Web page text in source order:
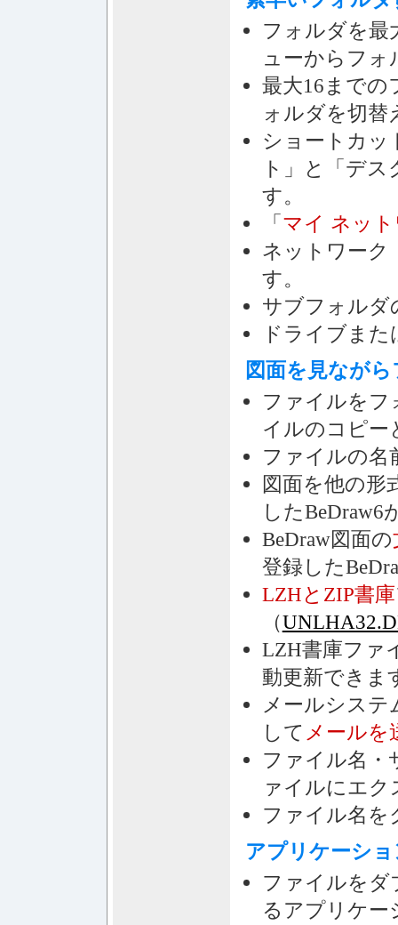
フォルダを最
ューからフォ
最大16までの
ォルダを切替
ショートカッ
ト」と「デ
す。
「 マイ ネッ
ネットワーク
す。
サブフォルダ
ドライブま
図面を見なが
ファイルをフ
イルのコピー
ファイルの名
図面を他の形
したBeDraw6
BeDraw図面の
登録した
LZHとZIP書庫
（
LZH書庫ファ
動更新できま
メールシステ
して メールを
ファイル名・
ァイルにエ
ファイル名を
アプリケーシ
ファイルをダ
るアプリケー